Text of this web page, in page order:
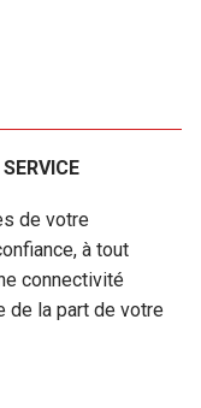
de votre
à tout
connectivité
de la part de votre